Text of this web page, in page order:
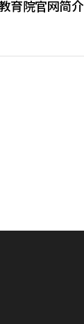
育院官网简介